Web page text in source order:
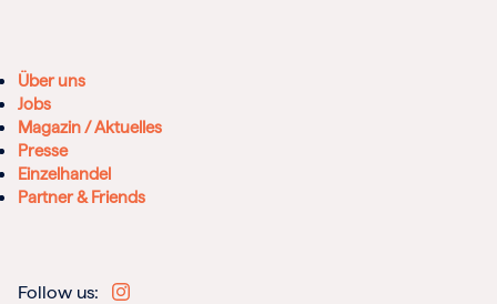
Über uns
Jobs
Magazin / Aktuelles
Presse
Einzelhandel
Partner & Friends
Follow us: